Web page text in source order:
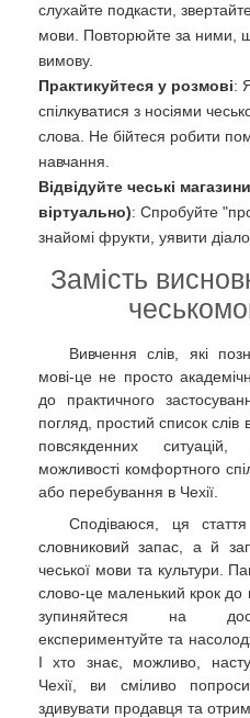
слухайте подкасти,
мови. Повторюйте за ними,
вимову.
Практикуйтеся у розмові:
спілкуватися з носіями
слова. Не бійтеся робити
навчання.
Відвідуйте чеські
віртуально): Спробуйте
знайомі фрукти, уявити
Замість
Вивчення слів, які
мові-це не просто
до практичного
погляд, простий список слів
повсякденних
можливості комфортного
або перебування в Чехії.
Сподіваюся, ця
словниковий запас, а й
чеської мови та культури.
слово-це маленький крок
зупиняйтеся на
експериментуйте та
І хто знає, можливо,
Чехії, ви сміливо
здивувати продавця та